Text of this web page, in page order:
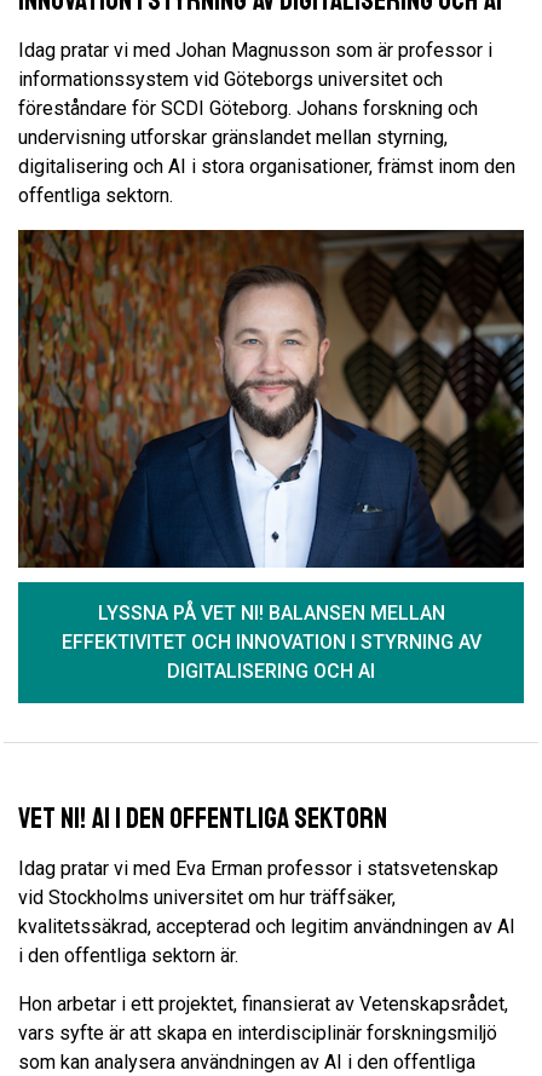
Idag pratar vi med Johan Magnusson som är professor i
informationssystem vid Göteborgs universitet och
föreståndare för SCDI Göteborg. Johans forskning och
undervisning utforskar gränslandet mellan styrning,
digitalisering och AI i stora organisationer, främst inom den
offentliga sektorn.
LYSSNA PÅ VET NI! BALANSEN MELLAN
EFFEKTIVITET OCH INNOVATION I STYRNING AV
DIGITALISERING OCH AI
Vet NI! AI i den offentliga sektorn
Idag pratar vi med Eva Erman professor i statsvetenskap
vid Stockholms universitet om hur träffsäker,
kvalitetssäkrad, accepterad och legitim användningen av AI
i den offentliga sektorn är.
Hon arbetar i ett projektet, finansierat av Vetenskapsrådet,
vars syfte är att skapa en interdisciplinär forskningsmiljö
som kan analysera användningen av AI i den offentliga